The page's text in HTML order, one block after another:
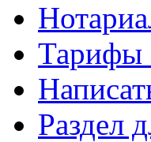
Тарифы
Раздел